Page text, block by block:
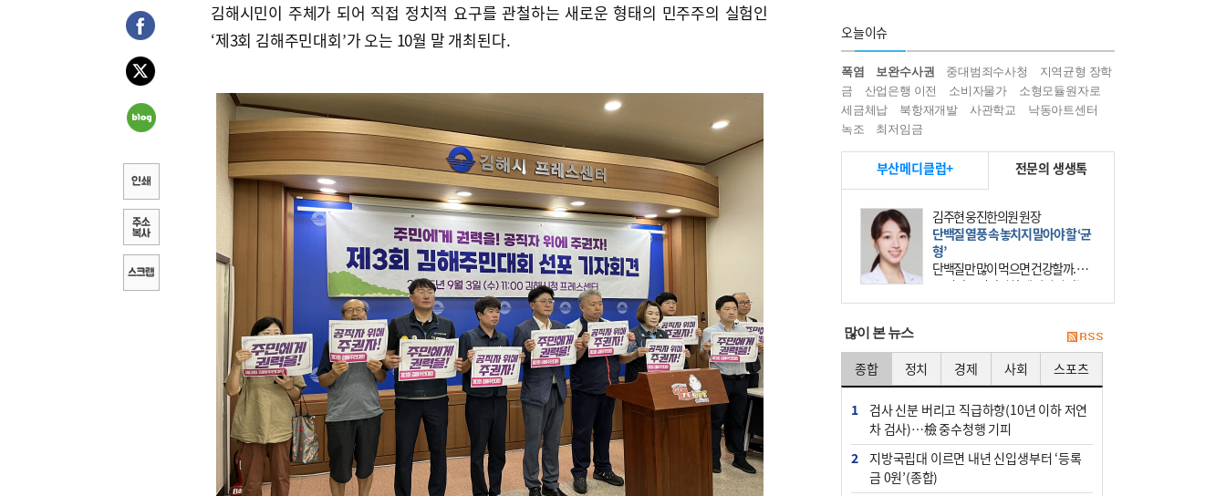
김해시민이 주체가 되어 직접 정치적 요구를 관철하는 새로운 형태의 민주주의 실험인
‘제3회 김해주민대회’가 오는 10월 말 개최된다.
오늘이슈
폭염 보완수사권 중대범죄수사청
지역균형 장학
금
산업은행 이전 소비자물가
소형모듈원자로
세금체납
북항재개발 사관학교
낙동아트센터
녹조
최저임금
부산메디클럽+ 전문의 생생톡
김주현 웅진한의원 원장
단백질 열풍 속 놓치지 말아야 할 ‘균
형’
단백질만 많이 먹으면 건강할까. 요
즘 건강을 이야기할 때 빠지지 않는
키워드가 단백질이다. 헬스장을 다니
많이 본 뉴스
종합 정치 경제 사회 스포츠
1
검사 신분 버리고 직급하향(10년 이하 저연
차 검사)…檢 중수청행 기피
2
지방국립대 이르면 내년 신입생부터 ‘등록
금 0원’(종합)